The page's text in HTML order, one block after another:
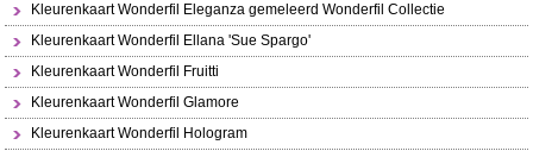
Kleurenkaart Wonderfil Eleganza gemeleerd Wonderfil Collectie
Kleurenkaart Wonderfil Ellana 'Sue Spargo'
Kleurenkaart Wonderfil Fruitti
Kleurenkaart Wonderfil Glamore
Kleurenkaart Wonderfil Hologram